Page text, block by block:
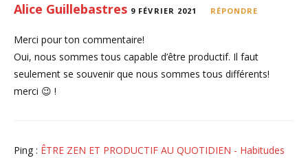
Alice Guillebastres 9 FÉVRIER 2021 RÉPONDRE
Merci pour ton commentaire!
Oui, nous sommes tous capable d’être productif. Il faut
seulement se souvenir que nous sommes tous différents!
merci 😉 !
Ping : ÊTRE ZEN ET PRODUCTIF AU QUOTIDIEN - Habitudes